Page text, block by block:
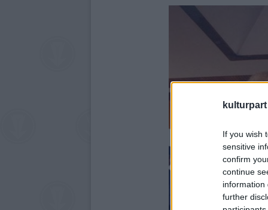
kulturpart
If you wish
sensitive
confirm
continue
information
further